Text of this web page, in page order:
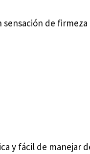
de firmeza
y fácil de manejar